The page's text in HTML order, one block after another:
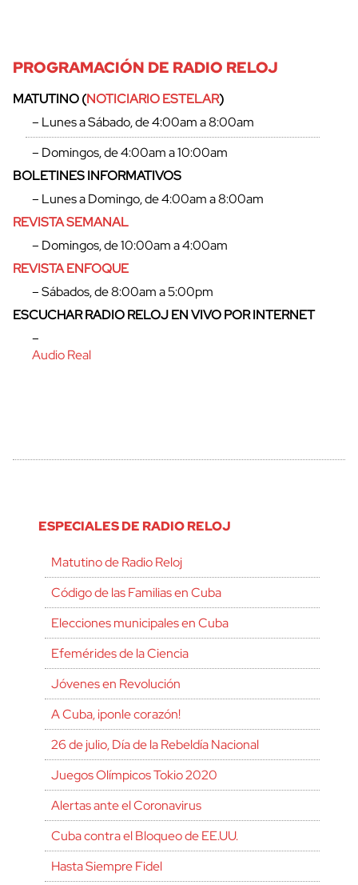
PROGRAMACIÓN DE RADIO RELOJ
MATUTINO (NOTICIARIO ESTELAR)
– Lunes a Sábado, de 4:00am a 8:00am
– Domingos, de 4:00am a 10:00am
BOLETINES INFORMATIVOS
– Lunes a Domingo, de 4:00am a 8:00am
REVISTA SEMANAL
– Domingos, de 10:00am a 4:00am
REVISTA ENFOQUE
– Sábados, de 8:00am a 5:00pm
ESCUCHAR RADIO RELOJ EN VIVO POR INTERNET
–
Audio Real
ESPECIALES DE RADIO RELOJ
Matutino de Radio Reloj
Código de las Familias en Cuba
Elecciones municipales en Cuba
Efemérides de la Ciencia
Jóvenes en Revolución
A Cuba, ¡ponle corazón!
26 de julio, Día de la Rebeldía Nacional
Juegos Olímpicos Tokio 2020
Alertas ante el Coronavirus
Cuba contra el Bloqueo de EE.UU.
Hasta Siempre Fidel